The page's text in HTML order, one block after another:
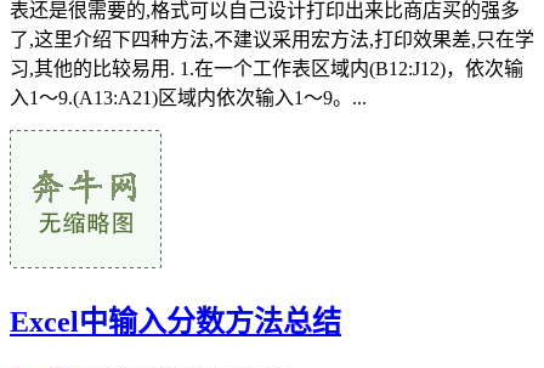
表还是很需要的,格式可以自己设计打印出来比商店买的强多
了,这里介绍下四种方法,不建议采用宏方法,打印效果差,只在学
习,其他的比较易用. 1.在一个工作表区域内(B12:J12)，依次输
入1～9.(A13:A21)区域内依次输入1～9。...
Excel中输入分数方法总结